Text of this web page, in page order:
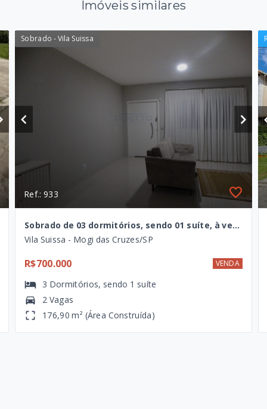
Imóveis similares
Sobrado - Vila Suissa
Ref.: 933
Sobrado de 03 dormitórios, sendo 01 suíte, à venda na Vila Suissa, Mogi das Cruzes - S`P
Vila Suissa - Mogi das Cruzes/SP
R$700.000 VENDA
3 Dormitórios, sendo 1 suíte
2 Vagas
176,90 m² (Área Construída)